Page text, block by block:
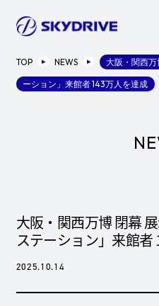
TOP NEWS 大阪・関西万
ーション」来館者 143万人を達成
大阪・関西万博 閉幕
ステーション」来館者
2025.10.14